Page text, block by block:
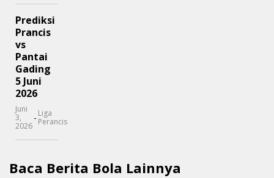
Prediksi
Prancis
vs
Pantai
Gading
5 Juni
2026
Juni
3,
2026
- Liga
Perancis
Baca Berita Bola Lainnya